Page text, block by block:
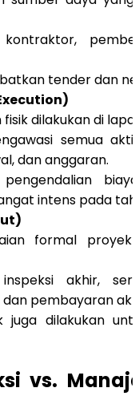
kontraktor,
tender dan
dilakukan di
semua
dan anggaran.
pengendalian
intens pada
formal
akhir,
pembayaran
juga dilakukan
vs.